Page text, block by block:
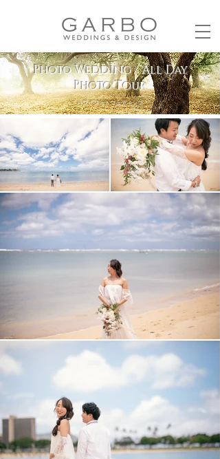
Photo Wedding / All Day
Photo Tour
​ハワイフォトウェディング